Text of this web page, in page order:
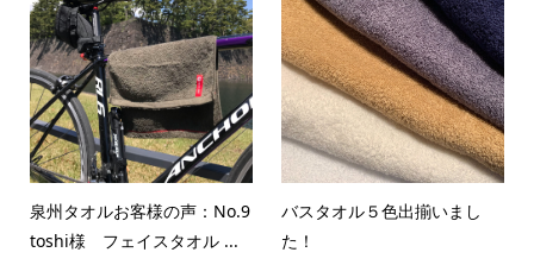
泉州タオルお客様の声：No.9
toshi様 フェイスタオル ...
バスタオル５色出揃いまし
た！